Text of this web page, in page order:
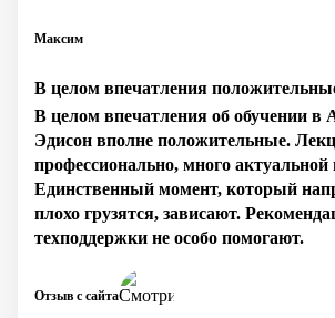
Максим
В целом впечатления
В целом впечатления об обучении в
Эдисон вполне положительные.
профессионально, много
Единственный момент, который
плохо грузятся, зависают.
техподдержки не особо помогают.
Отзыв с сайта